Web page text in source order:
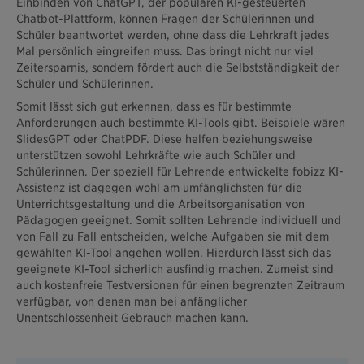
Chatbot-Plattform, können Fragen der Schülerinnen und
Schüler beantwortet werden, ohne dass die Lehrkraft jedes
Mal persönlich eingreifen muss. Das bringt nicht nur viel
Zeitersparnis, sondern fördert auch die Selbstständigkeit der
Schüler und Schülerinnen.
Somit lässt sich gut erkennen, dass es für bestimmte
Anforderungen auch bestimmte KI-Tools gibt. Beispiele wären
SlidesGPT oder ChatPDF. Diese helfen beziehungsweise
unterstützen sowohl Lehrkräfte wie auch Schüler und
Schülerinnen. Der speziell für Lehrende entwickelte fobizz KI-
Assistenz ist dagegen wohl am umfänglichsten für die
Unterrichtsgestaltung und die Arbeitsorganisation von
Pädagogen geeignet. Somit sollten Lehrende individuell und
von Fall zu Fall entscheiden, welche Aufgaben sie mit dem
gewählten KI-Tool angehen wollen. Hierdurch lässt sich das
geeignete KI-Tool sicherlich ausfindig machen. Zumeist sind
auch kostenfreie Testversionen für einen begrenzten Zeitraum
verfügbar, von denen man bei anfänglicher
Unentschlossenheit Gebrauch machen kann.